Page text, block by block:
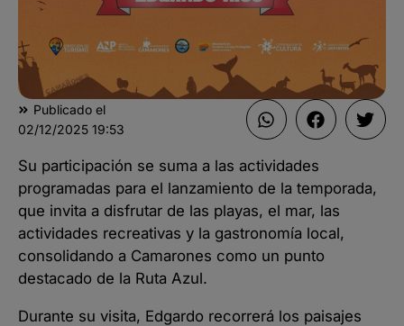
Publicado el
02/12/2025 19:53
Su participación se suma a las actividades
programadas para el lanzamiento de la temporada,
que invita a disfrutar de las playas, el mar, las
actividades recreativas y la gastronomía local,
consolidando a Camarones como un punto
destacado de la Ruta Azul.
Durante su visita, Edgardo recorrerá los paisajes